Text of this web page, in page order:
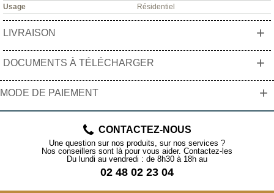
Usage
Résidentiel
LIVRAISON +
DOCUMENTS À TÉLÉCHARGER +
MODE DE PAIEMENT +
CONTACTEZ-NOUS
Une question sur nos produits, sur nos services ?
Nos conseillers sont là pour vous aider. Contactez-les
Du lundi au vendredi : de 8h30 à 18h au
02 48 02 23 04